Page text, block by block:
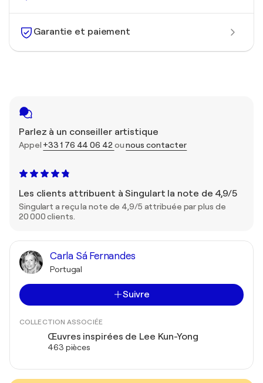
Garantie et paiement
Parlez à un conseiller artistique
Appel +33 1 76 44 06 42 ounous contacter
Les clients attribuent à Singulart la note de 4,9/5
Singulart a reçu la note de 4,9/5 attribuée par plus de
20 000 clients.
Carla Sá Fernandes
Portugal
Suivre
COLLECTION ASSOCIÉE
Œuvres inspirées de Lee Kun-Yong
463 pièces